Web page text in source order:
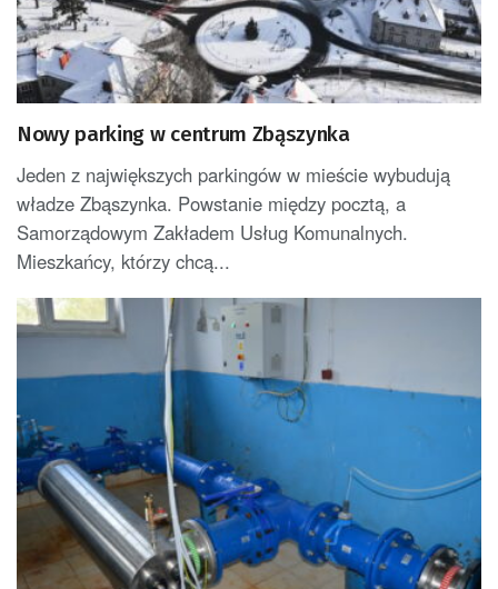
Nowy parking w centrum Zbąszynka
Jeden z największych parkingów w mieście wybudują
władze Zbąszynka. Powstanie między pocztą, a
Samorządowym Zakładem Usług Komunalnych.
Mieszkańcy, którzy chcą...